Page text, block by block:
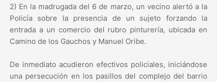
2) En la madrugada del 6 de marzo, un vecino alertó a la
Policía sobre la presencia de un sujeto forzando la
entrada a un comercio del rubro pinturería, ubicada en
Camino de los Gauchos y Manuel Oribe.
De inmediato acudieron efectivos policiales, iniciándose
una persecución en los pasillos del complejo del barrio